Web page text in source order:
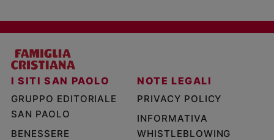
I SITI SAN PAOLO
GRUPPO EDITORIALE
SAN PAOLO
BENESSERE
NOTE LEGALI
PRIVACY POLICY
INFORMATIVA
WHISTLEBLOWING